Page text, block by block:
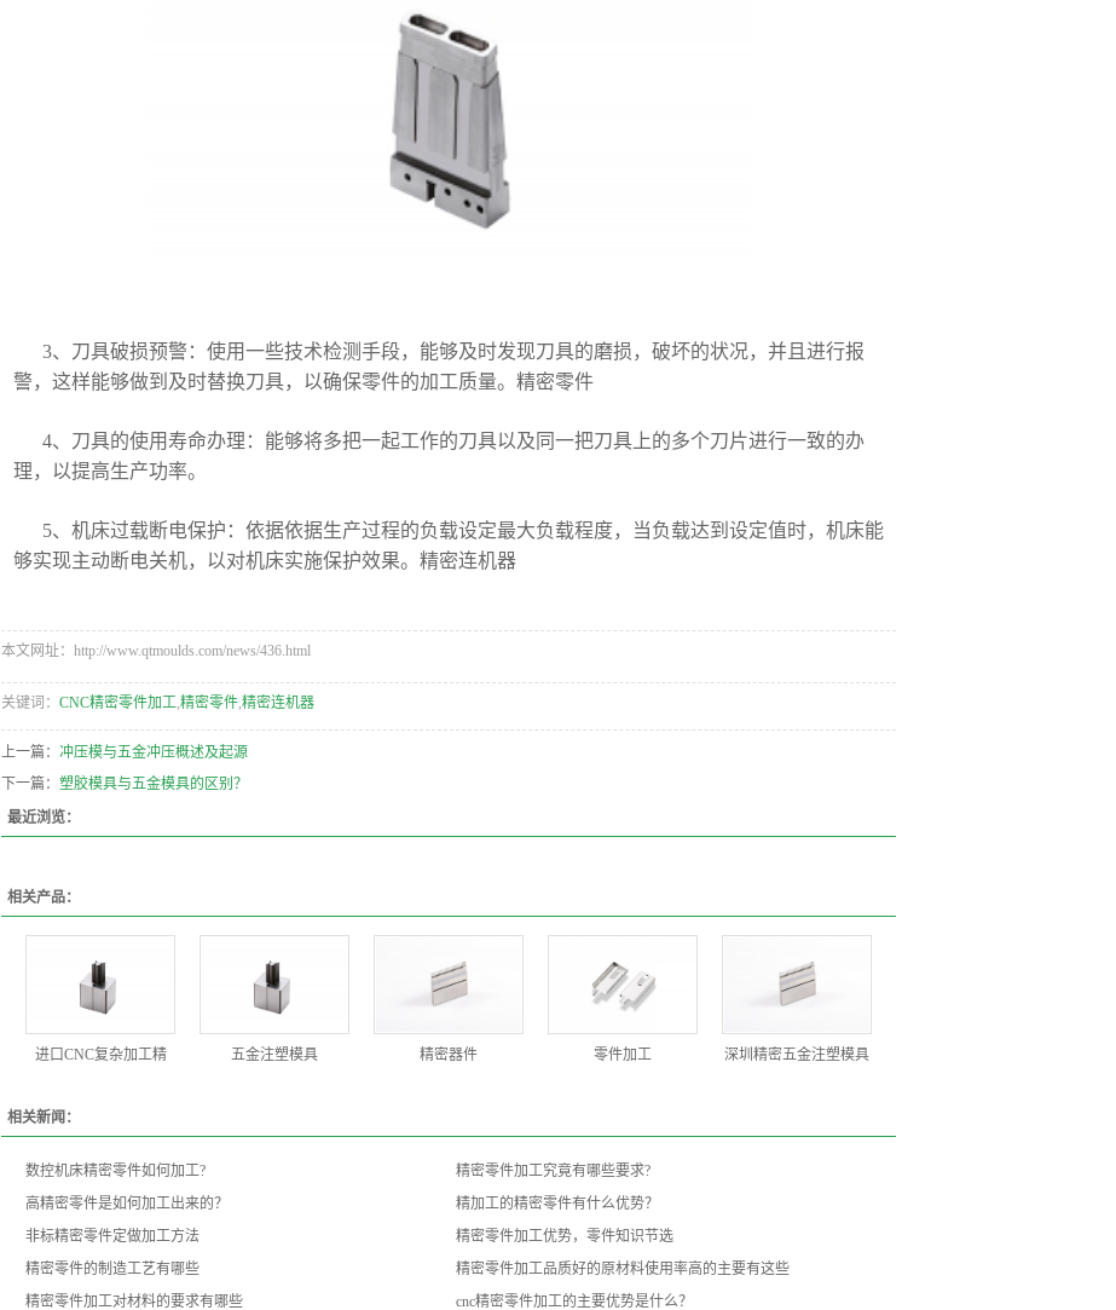
3、刀具破损预警：使用一些技术检测手段，能够及时发现刀具的磨损，破坏的状况，并且进行报
警，这样能够做到及时替换刀具，以确保零件的加工质量。精密零件
4、刀具的使用寿命办理：能够将多把一起工作的刀具以及同一把刀具上的多个刀片进行一致的办
理，以提高生产功率。
5、机床过载断电保护：依据依据生产过程的负载设定最大负载程度，当负载达到设定值时，机床能
够实现主动断电关机，以对机床实施保护效果。精密连机器
本文网址：http://www.qtmoulds.com/news/436.html
关键词： CNC精密零件加工,精密零件,精密连机器
上一篇： 冲压模与五金冲压概述及起源
下一篇： 塑胶模具与五金模具的区别？
最近浏览：
相关产品：
进口CNC复杂加工精 五金注塑模具 精密器件 零件加工 深圳精密五金注塑模具
相关新闻：
数控机床精密零件如何加工?
精密零件加工究竟有哪些要求?
高精密零件是如何加工出来的？
精加工的精密零件有什么优势？
非标精密零件定做加工方法
精密零件加工优势，零件知识节选
精密零件的制造工艺有哪些
精密零件加工品质好的原材料使用率高的主要有这些
精密零件加工对材料的要求有哪些
cnc精密零件加工的主要优势是什么？